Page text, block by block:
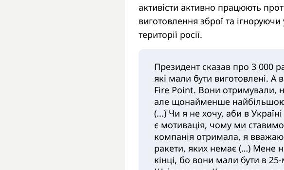
активісти активно працюють
виготовлення зброї та ігноруючи
території росії.
Президент сказав про 3 000
які мали бути виготовлені.
Fire Point. Вони отримували,
але щонайменше найбільшою
(...) Чи я не хочу, аби в
є мотивація, чому ми
компанія отримала, я
ракети, яких немає (…) Мене
кінці, бо вони мали бути в 25-